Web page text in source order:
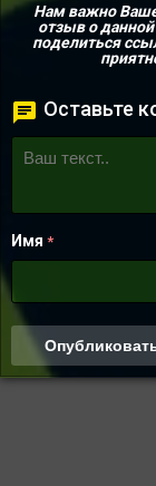
Нам важно
отзыв о
поделиться
Оставьте
Имя *